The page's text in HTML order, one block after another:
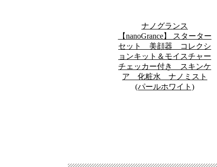
ナノグランス
【nanoGrance】 スターター
セット 美顔器 コレクシ
ョンキット＆モイスチャー
チェッカー付き スキンケ
ア 化粧水 ナノミスト
(パールホワイト)